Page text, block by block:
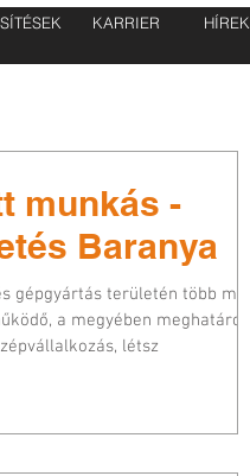
HÍREK
KARRIER
munkás -
Baranya
gépgyártás területén több mint
a megyében meghatározó
létsz